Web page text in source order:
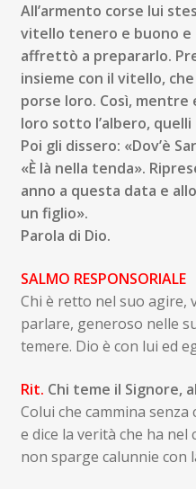
All’armento corse lui
vitello tenero e buono e
affrettò a prepararlo.
insieme con il vitello,
porse loro. Così, mentre
loro sotto l’albero, quelli
Poi gli dissero: «Dov’è
«È là nella tenda».
anno a questa data e
un figlio».
Parola di Dio.
SALMO
Chi è retto nel suo agire,
parlare, generoso nelle
temere. Dio è con lui ed
Rit. Chi teme il Signore,
Colui che cammina
e dice la verità che ha nel
non sparge calunnie con